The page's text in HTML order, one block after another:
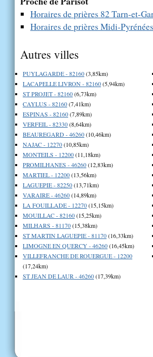
Horaires de prières 82 Tarn-et-
Horaires de prières Midi-Pyrénées
Autres villes
PUYLAGARDE - 82160(3,85km)
LACAPELLE LIVRON - 82160(5,94km)
ST PROJET - 82160(6,73km)
CAYLUS - 82160(7,41km)
ESPINAS - 82160(7,89km)
VERFEIL - 82330(8,64km)
BEAUREGARD - 46260(10,46km)
NAJAC - 12270(10,85km)
MONTEILS - 12200(11,18km)
PROMILHANES - 46260(12,83km)
MARTIEL - 12200(13,56km)
LAGUEPIE - 82250(13,71km)
VARAIRE - 46260(14,89km)
LA FOUILLADE - 12270(15,15km)
MOUILLAC - 82160(15,25km)
MILHARS - 81170(15,38km)
ST MARTIN LAGUEPIE - 81170(16,33km)
LIMOGNE EN QUERCY - 46260(16,45km)
VILLEFRANCHE DE ROUERGUE - 12200
(17,24km)
ST JEAN DE LAUR - 46260(17,39km)